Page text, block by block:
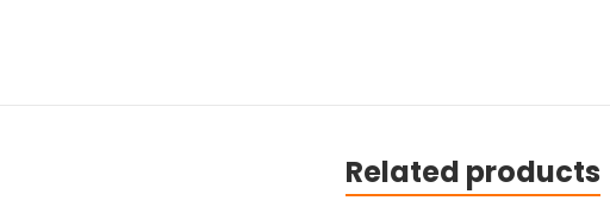
Related products